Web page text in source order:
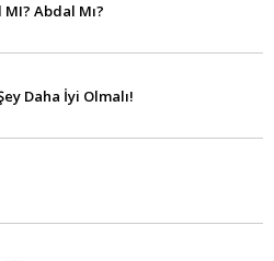
Abdal Mı?
Daha İyi Olmalı!